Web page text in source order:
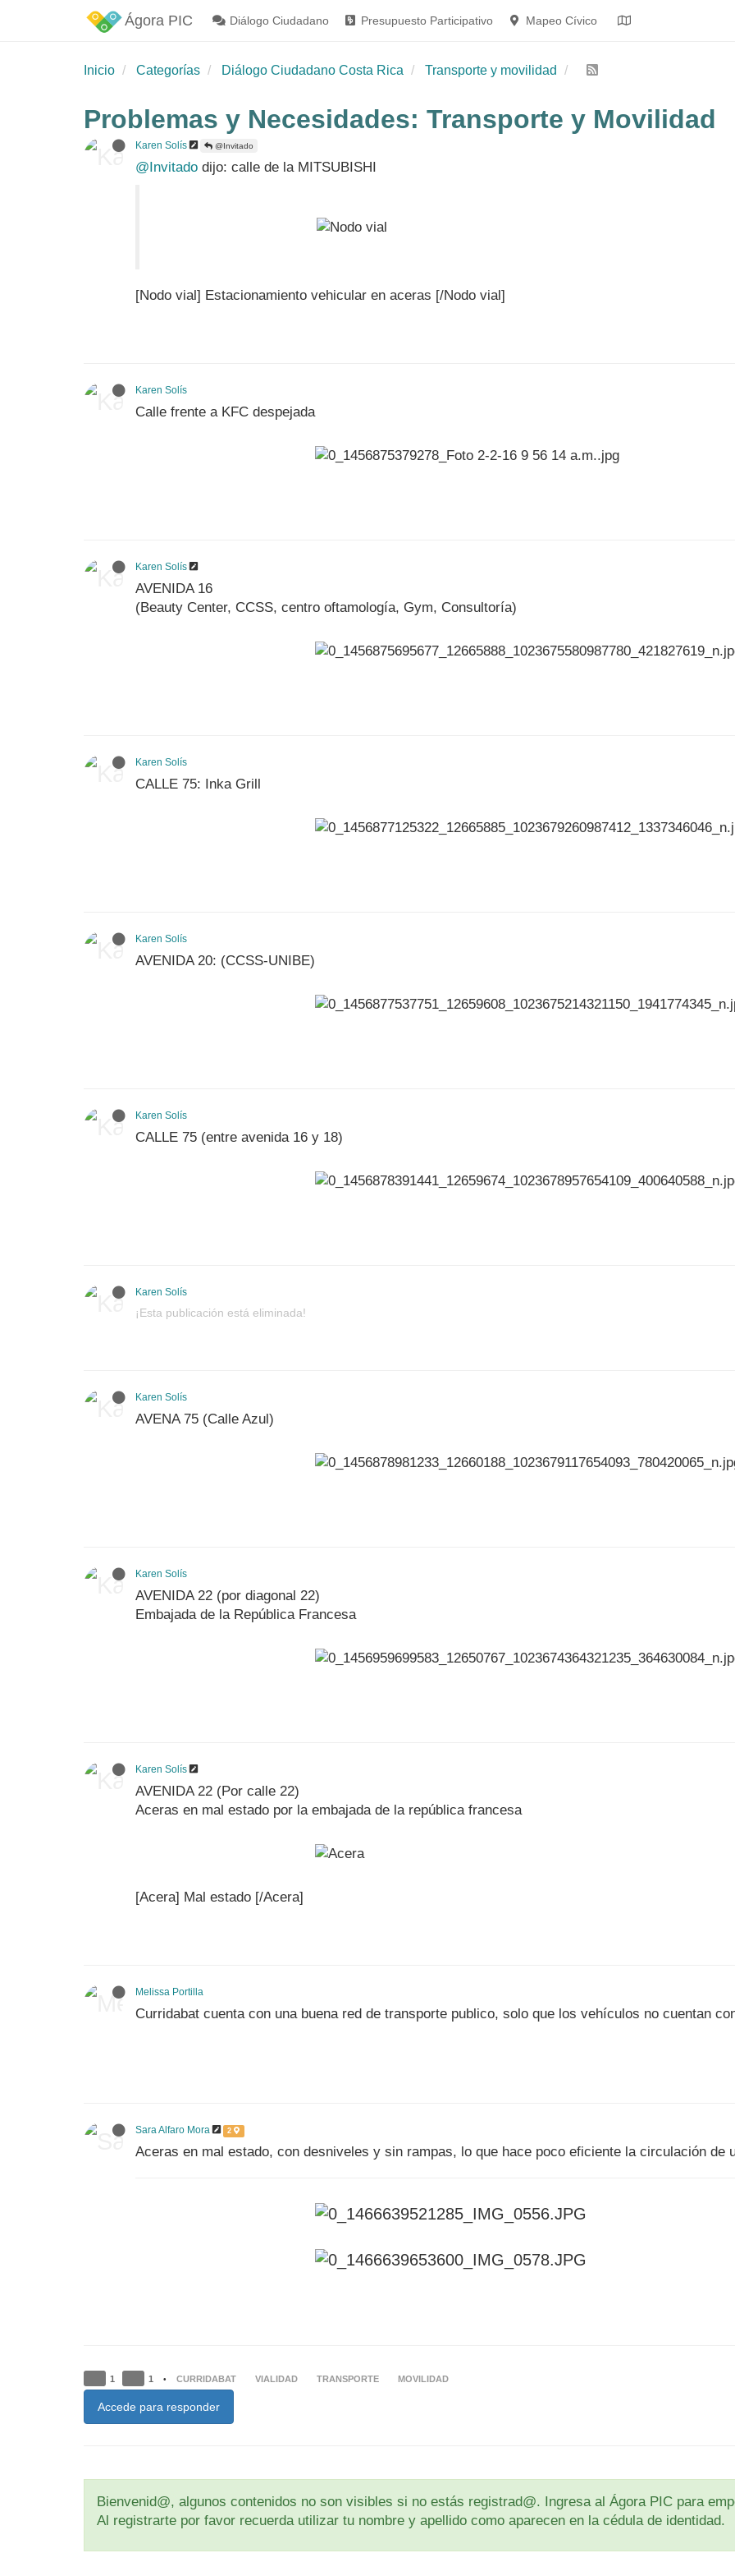
Ágora PIC Diálogo Ciudadano Presupuesto Participativo Mapeo Cívico
Inicio Categorías Diálogo Ciudadano Costa Rica Transporte y movilidad
Problemas y Necesidades: Transporte y Movilidad
Karen Solís @Invitado
@Invitado dijo: calle de la MITSUBISHI
[Nodo vial] Estacionamiento vehicular en aceras [/Nodo vial]
Karen Solís
Calle frente a KFC despejada
Karen Solís
AVENIDA 16
(Beauty Center, CCSS, centro oftamología, Gym, Consultoría)
Karen Solís
CALLE 75: Inka Grill
Karen Solís
AVENIDA 20: (CCSS-UNIBE)
Karen Solís
CALLE 75 (entre avenida 16 y 18)
Karen Solís
¡Esta publicación está eliminada!
Karen Solís
AVENA 75 (Calle Azul)
Karen Solís
AVENIDA 22 (por diagonal 22)
Embajada de la República Francesa
Karen Solís
AVENIDA 22 (Por calle 22)
Aceras en mal estado por la embajada de la república francesa
[Acera] Mal estado [/Acera]
Melissa Portilla
Curridabat cuenta con una buena red de transporte publico, solo que los vehículos no cuentan
Sara Alfaro Mora 2
Aceras en mal estado, con desniveles y sin rampas, lo que hace poco eficiente la circulación de
1 1 • CURRIDABAT VIALIDAD TRANSPORTE MOVILIDAD
Accede para responder
Bienvenid@, algunos contenidos no son visibles si no estás registrad@. Ingresa al Ágora PIC para
Al registrarte por favor recuerda utilizar tu nombre y apellido como aparecen en la cédula de identidad.